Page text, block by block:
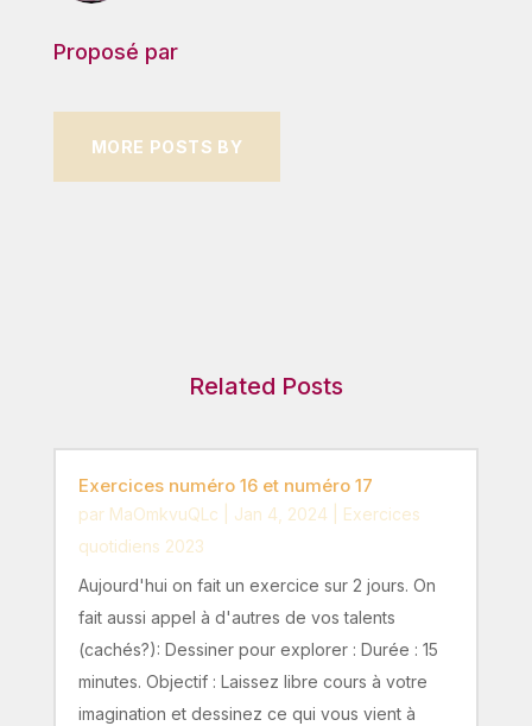
Proposé par
MORE POSTS BY
Related Posts
Exercices numéro 16 et numéro 17
par MaOmkvuQLc Jan 4, 2024
Exercices
quotidiens 2023
Aujourd'hui on fait un exercice sur 2 jours. On
fait aussi appel à d'autres de vos talents
(cachés?): Dessiner pour explorer : Durée : 15
minutes. Objectif : Laissez libre cours à votre
imagination et dessinez ce qui vous vient à